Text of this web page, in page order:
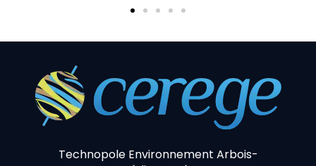
Technopole Environnement Arbois-